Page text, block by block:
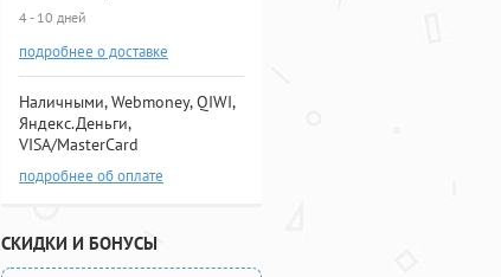
4 - 10 дней
подробнее о доставке
Наличными, Webmoney, QIWI,
Яндекс.Деньги,
VISA/MasterCard
подробнее об оплате
СКИДКИ И БОНУСЫ